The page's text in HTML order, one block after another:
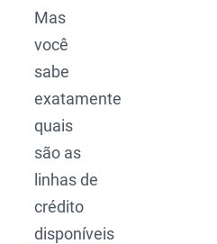
Mas
você
sabe
exatamente
quais
são as
linhas de
crédito
disponíveis